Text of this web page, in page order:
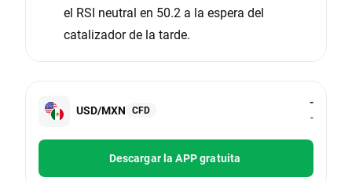
el RSI neutral en 50.2 a la espera del
catalizador de la tarde.
USD/MXN CFD
-
-
Descargar la APP gratuita